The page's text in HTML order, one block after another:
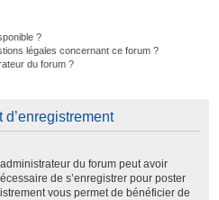
?
légales concernant ce forum ?
du forum ?
du forum peut avoir
de s’enregistrer pour poster
vous permet de bénéficier de